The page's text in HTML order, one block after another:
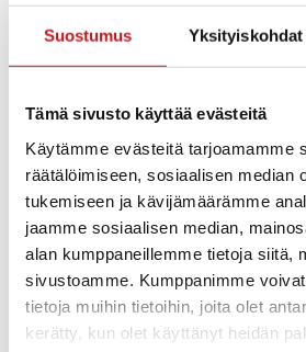
Suostumus Yksityiskohdat
Tämä sivusto käyttää evästeitä
Käytämme evästeitä tarjoamamme
räätälöimiseen, sosiaalisen median
tukemiseen ja kävijämäärämme
jaamme sosiaalisen median,
alan kumppaneillemme tietoja siitä,
sivustoamme. Kumppanimme
tietoja muihin tietoihin, joita olet
kerätty, kun olet käyttänyt heidän
Laavut
Rautalammilla on useita hienoja